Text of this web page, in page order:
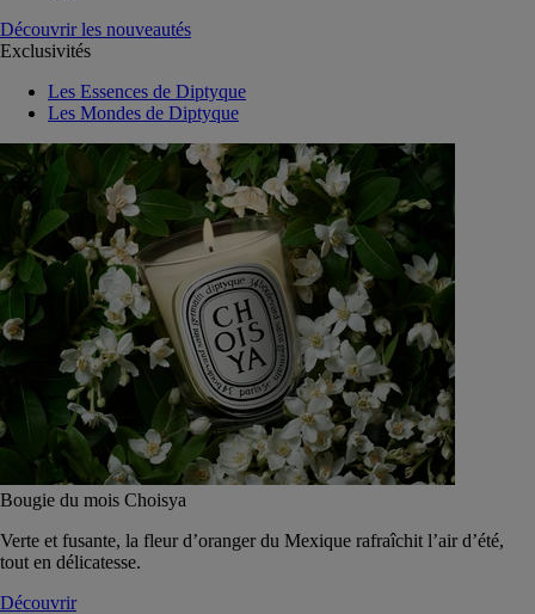
Découvrir les nouveautés
Exclusivités
Les Essences de Diptyque
Les Mondes de Diptyque
Bougie du mois Choisya
Verte et fusante, la fleur d’oranger du Mexique rafraîchit l’air d’été,
tout en délicatesse.
Découvrir